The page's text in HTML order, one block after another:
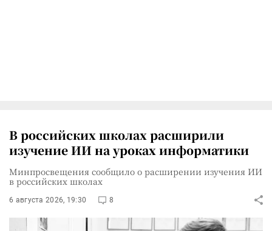
В российских школах расширили
изучение ИИ на уроках информатики
Минпросвещения сообщило о расширении изучения ИИ
в российских школах
6 августа 2026, 19:30 8